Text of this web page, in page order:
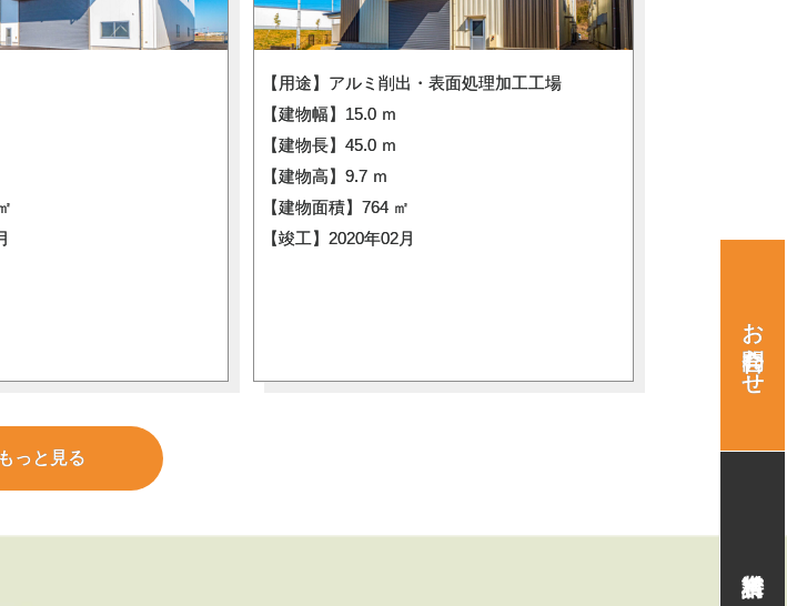
【用途】アルミ削出・表面処理加工工場
【建物幅】15.0 ｍ
【建物長】45.0 ｍ
【建物高】9.7 ｍ
【建物面積】764 ㎡
【竣工】2020年02月
もっと見る
お問合わせ